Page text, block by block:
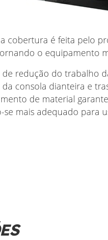
cobertura é feita pelo
o equipamento
de redução do trabalho
consola dianteira e
de material
mais adequado para